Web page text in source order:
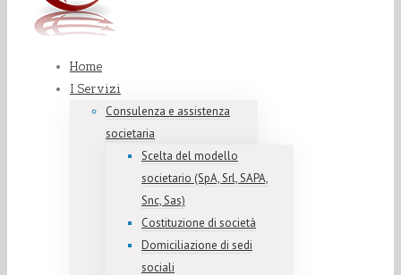
Home
I Servizi
Consulenza e assistenza
societaria
Scelta del modello
societario (SpA, Srl, SAPA,
Snc, Sas)
Costituzione di società
Domiciliazione di sedi
sociali